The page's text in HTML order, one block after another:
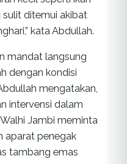
sulit ditemui akibat
kata Abdullah.
mandat langsung
dengan kondisi
mengatakan,
intervensi dalam
Jambi meminta
aparat penegak
tambang emas